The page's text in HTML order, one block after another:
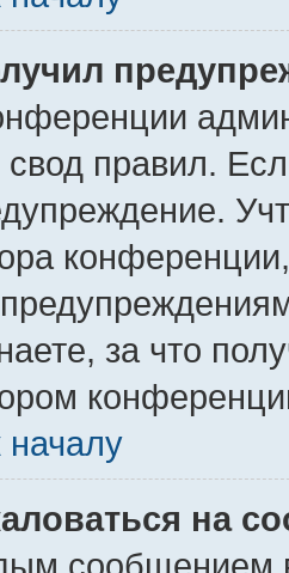
свод правил.
за что
началу
на
сообщением